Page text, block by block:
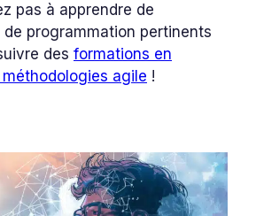
pas à apprendre de
programmation pertinents
des formations en
agile !